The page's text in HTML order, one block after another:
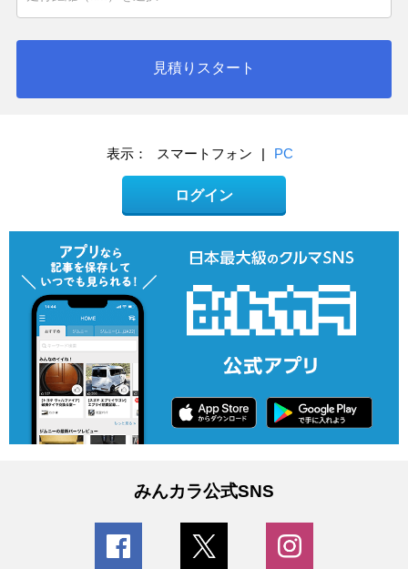
見積りスタート
表示： スマートフォン | PC
ログイン
みんカラ公式SNS